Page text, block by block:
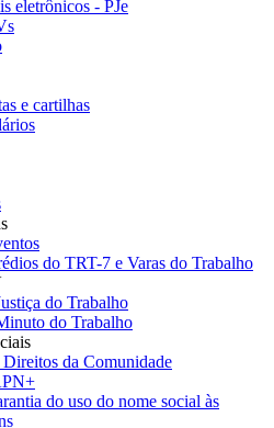
eletrônicos - PJe
e cartilhas
do TRT-7 e Varas do Trabalho
do Trabalho
do Trabalho
da Comunidade
do uso do nome social às